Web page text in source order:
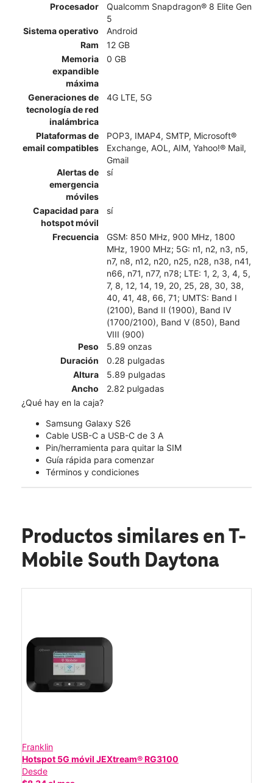
Procesador
Qualcomm Snapdragon® 8 Elite Gen
5
Sistema operativo
Android
Ram
12 GB
Memoria
expandible
máxima
0 GB
Generaciones de
tecnología de red
inalámbrica
4G LTE, 5G
Plataformas de
email compatibles
POP3, IMAP4, SMTP, Microsoft®
Exchange, AOL, AIM, Yahoo!® Mail,
Gmail
Alertas de
emergencia
móviles
sí
Capacidad para
hotspot móvil
sí
Frecuencia
GSM: 850 MHz, 900 MHz, 1800
MHz, 1900 MHz; 5G: n1, n2, n3, n5,
n7, n8, n12, n20, n25, n28, n38, n41,
n66, n71, n77, n78; LTE: 1, 2, 3, 4, 5,
7, 8, 12, 14, 19, 20, 25, 28, 30, 38,
40, 41, 48, 66, 71; UMTS: Band I
(2100), Band II (1900), Band IV
(1700/2100), Band V (850), Band
VIII (900)
Peso
5.89 onzas
Duración
0.28 pulgadas
Altura
5.89 pulgadas
Ancho
2.82 pulgadas
¿Qué hay en la caja?
Samsung Galaxy S26
Cable USB-C a USB-C de 3 A
Pin/herramienta para quitar la SIM
Guía rápida para comenzar
Términos y condiciones
Productos similares en T-
Mobile South Daytona
Franklin
Hotspot 5G móvil JEXtream® RG3100
Desde